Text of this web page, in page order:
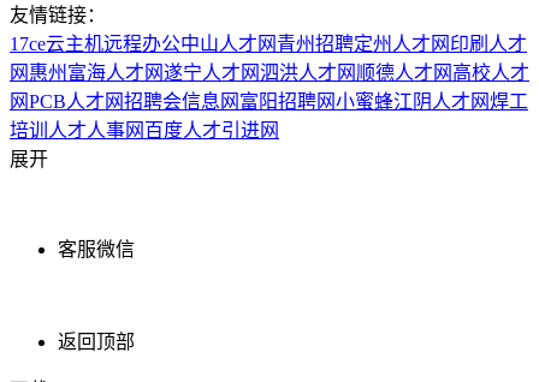
友情链接：
17ce云主机远程办公中山人才网 青州招聘定州人才网 印刷人才
网 惠州富海人才网遂宁人才网泗洪人才网 顺德人才网 高校人才
网PCB人才网招聘会信息网 富阳招聘网小蜜蜂江阴人才网焊工
培训 人才人事网 百度人才引进网
展开
客服微信
返回顶部